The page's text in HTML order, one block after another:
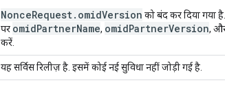
NonceRequest.omidVersion को बंद कर दिया गया
पर omidPartnerName, omidPartnerVersion,
करें.
यह सर्विस रिलीज़ है. इसमें कोई नई सुविधा नहीं जोड़ी गई है.